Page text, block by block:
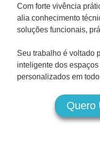
Com forte vivência
alia conhecimento
soluções funcionais,
Seu trabalho é voltado
inteligente dos
personalizados em
Quero